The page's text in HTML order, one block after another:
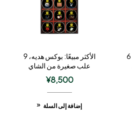
الأكثر مبيعًا: بوكس هديه ، 6
الأكثر مبيعًا: بوكس هديه، 9
علب صغيرة من الشاي
¥8,500
إضافة إلى السلة